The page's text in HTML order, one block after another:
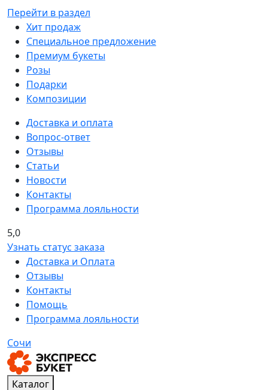
Перейти в раздел
Хит продаж
Специальное предложение
Премиум букеты
Розы
Подарки
Композиции
Доставка и оплата
Вопрос-ответ
Отзывы
Статьи
Новости
Контакты
Программа лояльности
5,0
Узнать статус заказа
Доставка и Оплата
Отзывы
Контакты
Помощь
Программа лояльности
Сочи
Каталог